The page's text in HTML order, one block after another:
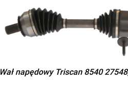
Wał napędowy Triscan 8540